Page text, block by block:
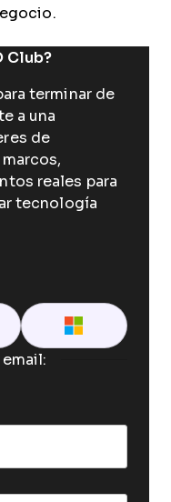
Club?
terminar de
a una
de
reales para
tecnología